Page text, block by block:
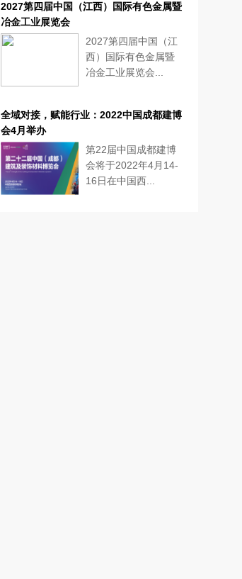
2027第四届中国（江西）国际有色金属暨
冶金工业展览会
2027第四届中国（江
西）国际有色金属暨
冶金工业展览会...
全域对接，赋能行业：2022中国成都建博
会4月举办
第22届中国成都建博
会将于2022年4月14-
16日在中国西...